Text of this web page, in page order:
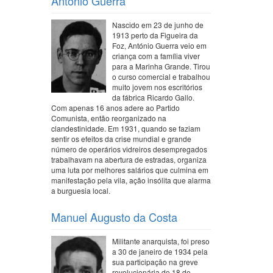
Nascido em 23 de junho de
1913 perto da Figueira da
Foz, António Guerra veio em
criança com a família viver
para a Marinha Grande. Tirou
o curso comercial e trabalhou
muito jovem nos escritórios
da fábrica Ricardo Gallo.
Com apenas 16 anos adere ao Partido
Comunista, então reorganizado na
clandestinidade. Em 1931, quando se faziam
sentir os efeitos da crise mundial e grande
número de operários vidreiros desempregados
trabalhavam na abertura de estradas, organiza
uma luta por melhores salários que culmina em
manifestação pela vila, ação insólita que alarma
a burguesia local.
Manuel Augusto da Costa
Militante anarquista, foi preso
a 30 de janeiro de 1934 pela
sua participação na greve